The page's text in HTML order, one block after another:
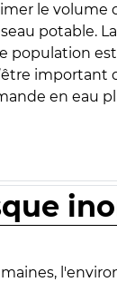
le volume
potable.
population est
important
en eau